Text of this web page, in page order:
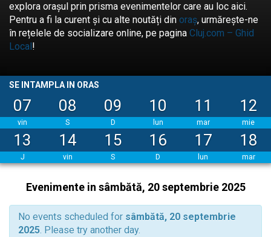
explora orașul prin prisma evenimentelor care au loc aici.
Pentru a fi la curent și cu alte noutăți din oraș, urmărește-ne
în rețelele de socializare online, pe pagina Cluj.com – Ghid
Local !
SE INTAMPLA IN ORAS
07
vin
08
S
09
D
10
lun
11
mar
12
mie
13
J
14
vin
15
S
16
D
17
lun
18
mar
Evenimente in sâmbătă, 20 septembrie 2025
No events scheduled for sâmbătă, 20 septembrie
2025. Please try another day.